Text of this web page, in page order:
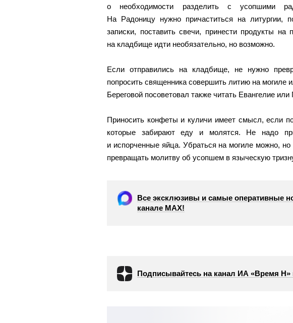
о необходимости разделить с усопшими
На Радоницу нужно причаститься на литургии,
записки, поставить свечи, принести продукты на
на кладбище идти необязательно, но возможно.
Если отправились на кладбище, не нужно
попросить священника совершить литию на могиле
Береговой посоветовал также читать Евангелие
Приносить конфеты и куличи имеет смысл, если
которые забирают еду и молятся. Не надо
и испорченные яйца. Убраться на могиле можно,
превращать молитву об усопшем в языческую
Все эксклюзивы и самые оперативные
канале МАХ!
Подписывайтесь на канал ИА «Время Н»